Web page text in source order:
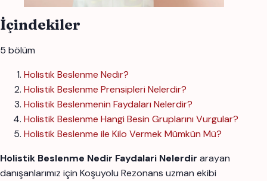
İçindekiler
5 bölüm
Holistik Beslenme Nedir?
Holistik Beslenme Prensipleri Nelerdir?
Holistik Beslenmenin Faydaları Nelerdir?
Holistik Beslenme Hangi Besin Gruplarını Vurgular?
Holistik Beslenme ile Kilo Vermek Mümkün Mü?
Holistik Beslenme Nedir Faydalari Nelerdir arayan
danışanlarımız için Koşuyolu Rezonans uzman ekibi